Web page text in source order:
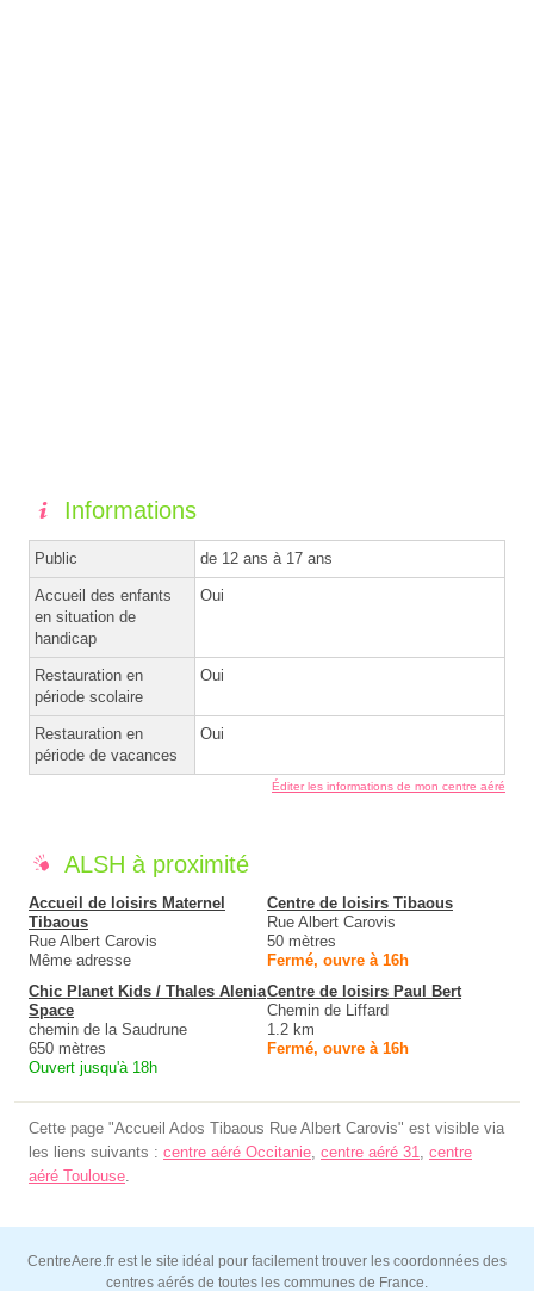
Informations
Public de 12 ans à 17 ans
Accueil des enfants
en situation de
handicap
Oui
Restauration en
période scolaire
Oui
Restauration en
période de vacances
Oui
Éditer les informations de mon centre aéré
ALSH à proximité
Accueil de loisirs Maternel
Tibaous
Rue Albert Carovis
Même adresse
Centre de loisirs Tibaous
Rue Albert Carovis
50 mètres
Fermé, ouvre à 16h
Chic Planet Kids / Thales Alenia
Space
chemin de la Saudrune
650 mètres
Ouvert jusqu'à 18h
Centre de loisirs Paul Bert
Chemin de Liffard
1.2 km
Fermé, ouvre à 16h
Cette page "Accueil Ados Tibaous Rue Albert Carovis" est visible via
les liens suivants : centre aéré Occitanie, centre aéré 31, centre
aéré Toulouse.
CentreAere.fr est le site idéal pour facilement trouver les coordonnées des
centres aérés de toutes les communes de France.